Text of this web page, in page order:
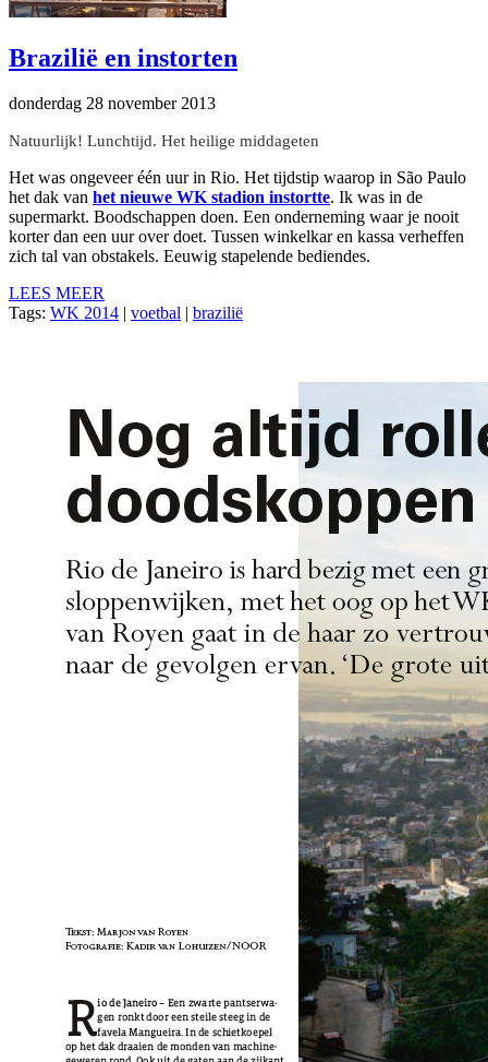
Brazilië en instorten
donderdag 28 november 2013
Natuurlijk! Lunchtijd. Het heilige middageten
Het was ongeveer één uur in Rio. Het tijdstip waarop in São Paulo
het dak van het nieuwe WK stadion instortte. Ik was in de
supermarkt. Boodschappen doen. Een onderneming waar je nooit
korter dan een uur over doet. Tussen winkelkar en kassa verheffen
zich tal van obstakels. Eeuwig stapelende bediendes.
LEES MEER
Tags: WK 2014 voetbal brazilië